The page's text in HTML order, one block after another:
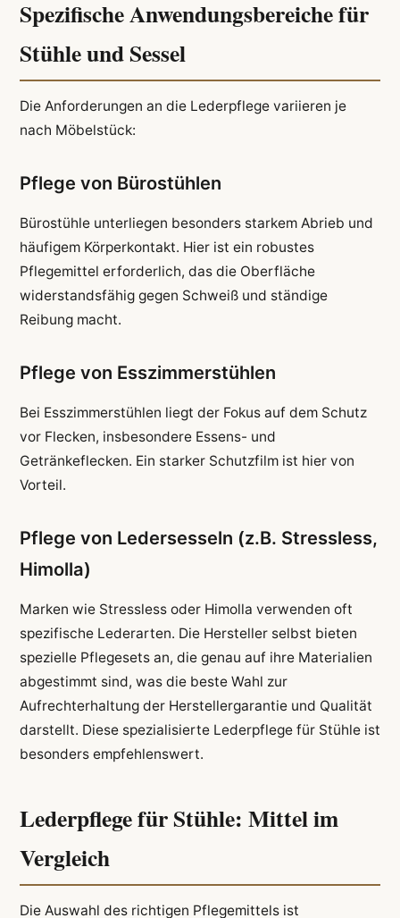
Spezifische Anwendungsbereiche für
Stühle und Sessel
Die Anforderungen an die Lederpflege variieren je
nach Möbelstück:
Pflege von Bürostühlen
Bürostühle unterliegen besonders starkem Abrieb und
häufigem Körperkontakt. Hier ist ein robustes
Pflegemittel erforderlich, das die Oberfläche
widerstandsfähig gegen Schweiß und ständige
Reibung macht.
Pflege von Esszimmerstühlen
Bei Esszimmerstühlen liegt der Fokus auf dem Schutz
vor Flecken, insbesondere Essens- und
Getränkeflecken. Ein starker Schutzfilm ist hier von
Vorteil.
Pflege von Ledersesseln (z.B. Stressless,
Himolla)
Marken wie Stressless oder Himolla verwenden oft
spezifische Lederarten. Die Hersteller selbst bieten
spezielle Pflegesets an, die genau auf ihre Materialien
abgestimmt sind, was die beste Wahl zur
Aufrechterhaltung der Herstellergarantie und Qualität
darstellt. Diese spezialisierte Lederpflege für Stühle ist
besonders empfehlenswert.
Lederpflege für Stühle: Mittel im
Vergleich
Die Auswahl des richtigen Pflegemittels ist